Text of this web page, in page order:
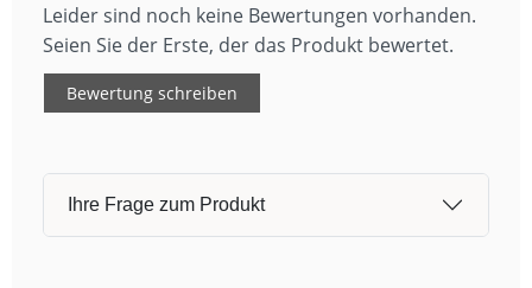
Leider sind noch keine Bewertungen vorhanden.
Seien Sie der Erste, der das Produkt bewertet.
Bewertung schreiben
Ihre Frage zum Produkt